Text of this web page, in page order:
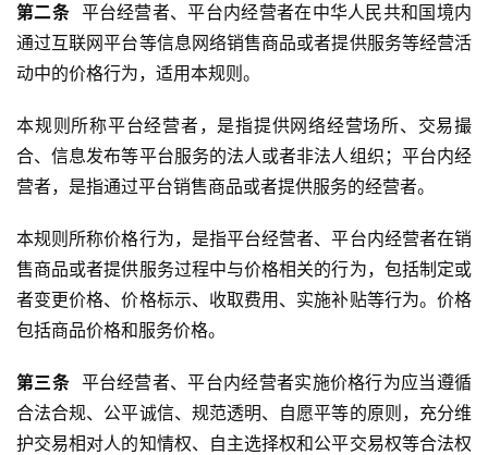
第二条 平台经营者、平台内经营者在中华人民共和国境内
通过互联网平台等信息网络销售商品或者提供服务等经营活
动中的价格行为，适用本规则。
本规则所称平台经营者，是指提供网络经营场所、交易撮
合、信息发布等平台服务的法人或者非法人组织；平台内经
营者，是指通过平台销售商品或者提供服务的经营者。
本规则所称价格行为，是指平台经营者、平台内经营者在销
售商品或者提供服务过程中与价格相关的行为，包括制定或
者变更价格、价格标示、收取费用、实施补贴等行为。价格
包括商品价格和服务价格。
第三条 平台经营者、平台内经营者实施价格行为应当遵循
合法合规、公平诚信、规范透明、自愿平等的原则，充分维
护交易相对人的知情权、自主选择权和公平交易权等合法权